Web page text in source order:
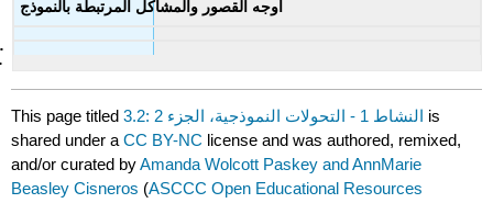
أوجه القصور والمشاكل المرتبطة بالنموذج
This page titled 3.2: النشاط 1 - التحولات النموذجية، الجزء 2 is
shared under aCC BY-NC license and was authored, remixed,
and/or curated byAmanda Wolcott Paskey and AnnMarie
Beasley Cisneros (ASCCC Open Educational Resources